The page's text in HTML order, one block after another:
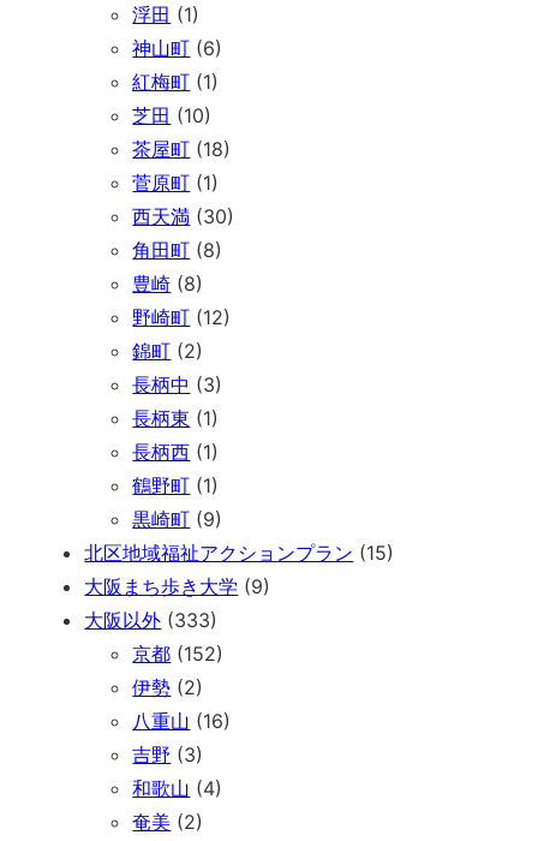
浮田 (1)
神山町 (6)
紅梅町 (1)
芝田 (10)
茶屋町 (18)
菅原町 (1)
西天満 (30)
角田町 (8)
豊崎 (8)
野崎町 (12)
錦町 (2)
長柄中 (3)
長柄東 (1)
長柄西 (1)
鶴野町 (1)
黒崎町 (9)
北区地域福祉アクションプラン (15)
大阪まち歩き大学 (9)
大阪以外 (333)
京都 (152)
伊勢 (2)
八重山 (16)
吉野 (3)
和歌山 (4)
奄美 (2)